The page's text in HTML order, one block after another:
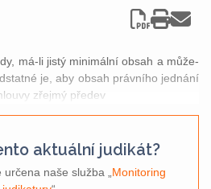
má-li jistý minimální obsah a může-
je, aby obsah právního jednání
zřejmý předev
aktuální judikát?
naše služba „ Monitoring